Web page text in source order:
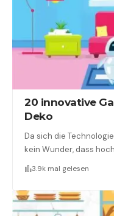
20 innovative
Deko
Da sich die
kein Wunder, dass
3.9k mal gelesen